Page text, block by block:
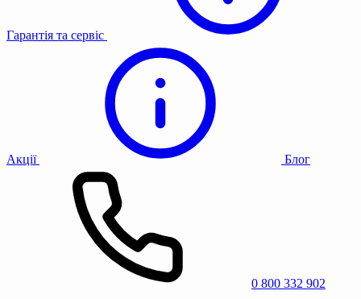
Гарантія та сервіс
Акції Блог
0 800 332 902